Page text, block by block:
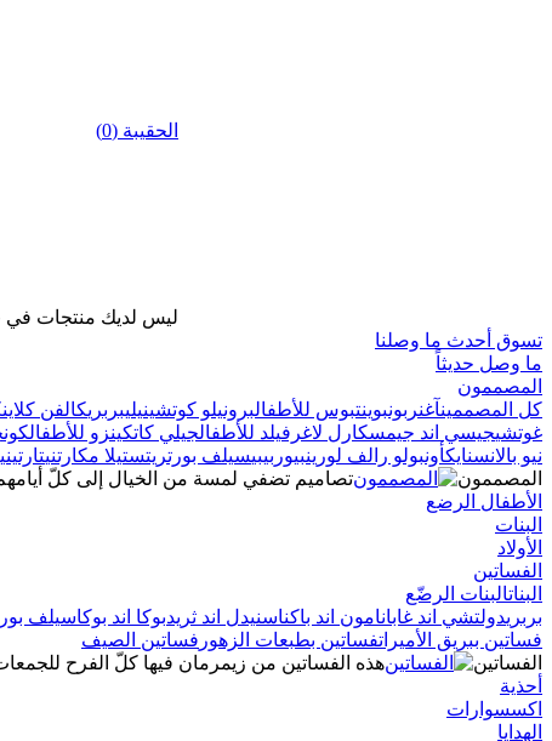
الحقيبة (0)
ليس لديك منتجات في
تسوق أحدث ما وصلنا
ما وصل حديثاً
المصممون
كل المصممينآغنر بونبوينتبوس للأطفالبرونيلو كوتشينيليبربريكالفن كلاين
غوتشيجيسي اند جيمسكارل لاغرفيلد للأطفالجيلي كاتكينزو للأطفال
نيو بالانسنايكأونبولو رالف لورينبيوربيبيسيلف بورتريتستيلا مكارتني
المصممون
تصاميم تضفي لمسة من الخيال إلى كلّ
الأطفال الرضع
البنات
الأولاد
الفساتين
البناتالبنات الرضّع
بربريدولتشي اند غابانامون اند باكناسنيدل اند ثريدبوكا اند بوكاسيلف
فساتين ببريق الأميراتفساتين بطبعات الزهور فساتين الصيف
الفساتين
هذه الفساتين من زيمرمان فيها كلّ الفرح
أحذية
اكسسوارات
الهدايا